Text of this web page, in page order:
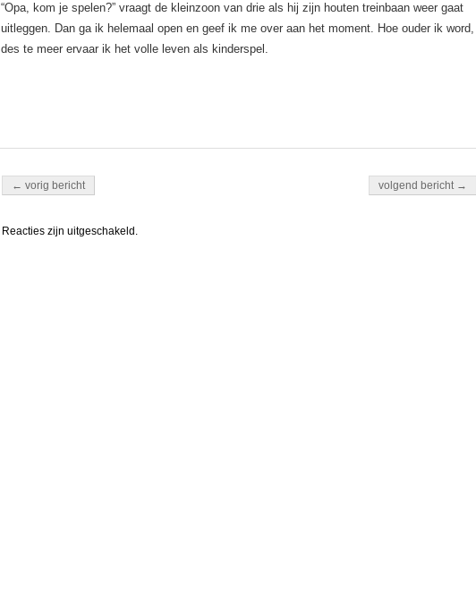
“Opa, kom je spelen?” vraagt de kleinzoon van drie als hij zijn houten treinbaan weer gaat
uitleggen. Dan ga ik helemaal open en geef ik me over aan het moment. Hoe ouder ik word,
des te meer ervaar ik het volle leven als kinderspel.
Berichten navigatie
← vorig bericht volgend bericht →
Reacties zijn uitgeschakeld.